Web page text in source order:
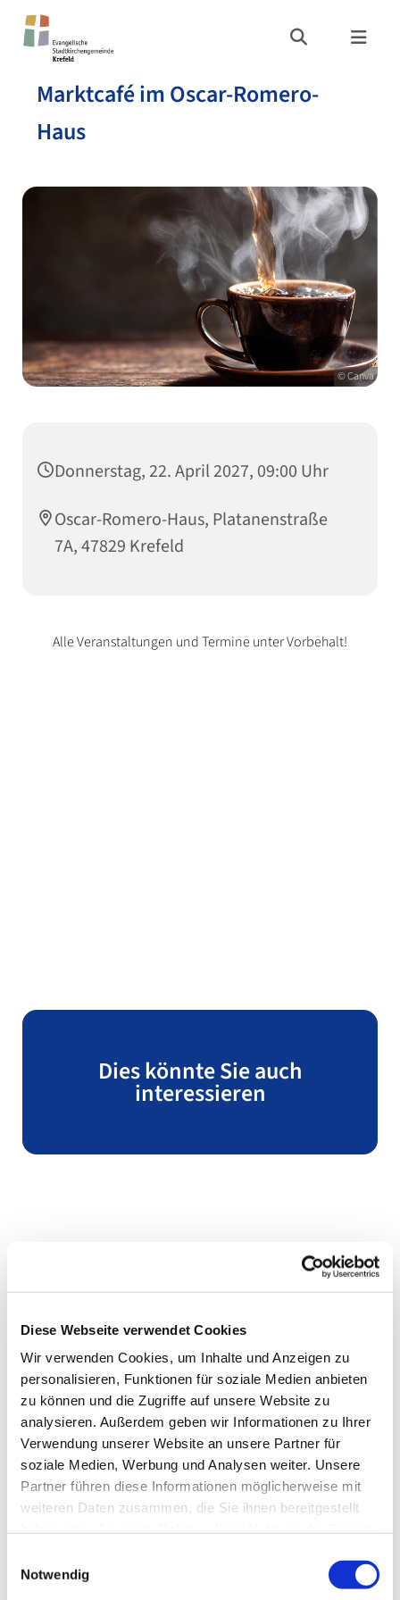
Diese Webseite verwendet Cookies
Wir verwenden Cookies, um Inhalte und Anzeigen zu
personalisieren, Funktionen für soziale Medien anbieten
zu können und die Zugriffe auf unsere Website zu
analysieren. Außerdem geben wir Informationen zu Ihrer
Verwendung unserer Website an unsere Partner für
soziale Medien, Werbung und Analysen weiter. Unsere
Partner führen diese Informationen möglicherweise mit
weiteren Daten zusammen, die Sie ihnen bereitgestellt
Notwendig
Marktcafé im Oscar-Romero-
Haus
© Canva
Donnerstag, 22. April 2027, 09:00 Uhr
Oscar-Romero-Haus, Platanenstraße
7A, 47829 Krefeld
Alle Veranstaltungen und Termine unter Vorbehalt!
Dies könnte Sie auch
interessieren